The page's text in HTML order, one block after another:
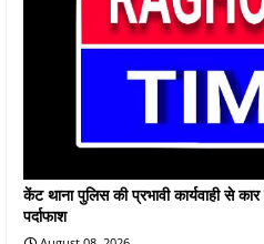
केंट थाना पुलिस की प्रभावी कार्यवाही से कार
पर्दाफाश